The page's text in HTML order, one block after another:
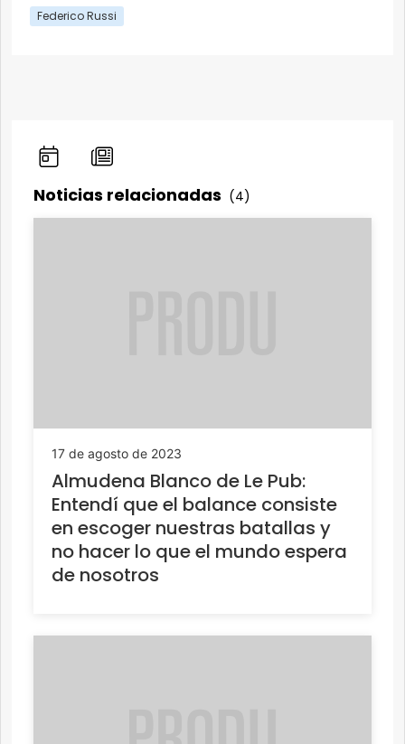
Federico Russi
Noticias relacionadas (4)
17 de agosto de 2023
Almudena Blanco de Le Pub:
Entendí que el balance consiste
en escoger nuestras batallas y
no hacer lo que el mundo espera
de nosotros